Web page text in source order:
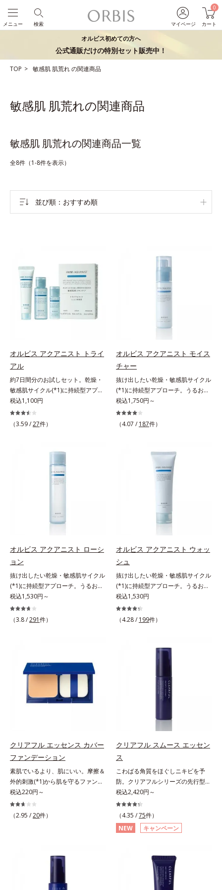
マイページ
0
カート
検索
メニュー
オルビス初めての方へ
公式通販だけの特別セット販売中！
TOP 敏感肌 肌荒れの関連商品
敏感肌 肌荒れの関連商品
敏感肌 肌荒れの関連商品一覧
全8件（1-8件を表示）
並び順 おすすめ順
オルビス アクアニスト トライ
アル
約7日間分のお試しセット。乾燥・
敏感肌サイクル(*1)に持続型アプロ
ーチ。敏感肌用保湿スキンケア
(*2)。うるおいを逃し、刺激を受け
やすい角層の“乾燥敏感スランプ
望の敏感肌用保湿スキンケアライン
「オルビス アクアニスト」。乾燥
敏感スランプの原因にアプローチす
る持続型トリプルアミノ酸(*4)を配
どまってうるおいを蓄えてくれま
す。刺激を受けやすくなった角層を
指します。無油分・無着色・無香
不使用(*5)・パラベンフリー、6つ
のフリー処方で徹底的に肌に寄り添
います。*1 乾燥と敏感をくり返す
こと*2 敏感肌対象連用テスト済
（すべての方のお肌に合うというこ
とではありません）*3 乾燥して敏
へ導く保湿成分、植物由来アミノ酸
（エルゴチオネイン）配合＝肌を整
え、すこやかに保つ保湿成分、微生
物由来アミノ酸（エクトイン）配合
＝乱れた角層にうるおいを与え、肌
高保湿タイプ（普通肌～超乾性肌）
アレルギーテスト済＝全ての方にア
はありません。
税込1,100円
（3.59 /27件）
オルビス アクアニスト モイス
チャー
抜け出したい乾燥・敏感肌サイクル
(*1)に持続型アプローチ。うるおい
を追求した敏感肌用保湿スキンケア
(*2)。うるおいを逃し、刺激を受け
やすい角層の“乾燥敏感スランプ
望の敏感肌用保湿スキンケアライン
「オルビス アクアニスト」。乾燥
敏感スランプの原因にアプローチす
る持続型トリプルアミノ酸(*4)を配
異物として排出されにくく、肌にと
どまってうるおいを蓄えてくれま
す。刺激を受けやすくなった角層を
うるおいで満たし、脱・敏感肌を目
指します。無油分・無着色・無香
不使用(*5)・パラベンフリー、6つ
のフリー処方で徹底的に肌に寄り添
います。*1 乾燥と敏感をくり返す
こと*2 敏感肌対象連用テスト済
（すべての方のお肌に合うというこ
とではありません）*3 乾燥して敏
＝乾燥を防ぎ、うるおいに満ちた肌
へ導く保湿成分、植物由来アミノ酸
え、すこやかに保つ保湿成分、微生
物由来アミノ酸（エクトイン）配合
＝乱れた角層にうるおいを与え、肌
高保湿タイプ（普通肌～超乾性肌）
税込1,750円～
（4.07 / 187件）
オルビス アクアニスト ローシ
ョン
抜け出したい乾燥・敏感肌サイクル
(*1)に持続型アプローチ。うるおい
を追求した敏感肌用保湿スキンケア
(*2)。うるおいを逃し、刺激を受け
やすい角層の“乾燥敏感スランプ
敏感スランプの原因にアプローチす
る持続型トリプルアミノ酸(*4)を配
合。もともと体内にあるアミノ酸は
異物として排出されにくく、肌にと
指します。無油分・無着色・無香
不使用(*5)・パラベンフリー、6つ
のフリー処方で徹底的に肌に寄り添
います。*1 乾燥と敏感をくり返す
こと*2 敏感肌対象連用テスト済
（すべての方のお肌に合うというこ
とではありません）*3 乾燥して敏
へ導く保湿成分、植物由来アミノ酸
（エルゴチオネイン）配合＝肌を整
物由来アミノ酸（エクトイン）配合
税込1,530円～
（3.8 /291件）
オルビス アクアニスト ウォッ
シュ
抜け出したい乾燥・敏感肌サイクル
(*1)に持続型アプローチ。うるおい
を追求した敏感肌用保湿スキンケア
(*2)。うるおいを逃し、刺激を受け
やすい角層の“乾燥敏感スランプ
望の敏感肌用保湿スキンケアライン
「オルビス アクアニスト」。乾燥
敏感スランプの原因にアプローチす
る持続型トリプルアミノ酸(*4)を配
合。もともと体内にあるアミノ酸は
異物として排出されにくく、肌にと
す。刺激を受けやすくなった角層を
うるおいで満たし、脱・敏感肌を目
指します。無油分・無着色・無香
リーで、徹底的に肌に寄り添いま
す。*1 乾燥と敏感をくり返すこと
*2 敏感肌対象連用テスト済（すべ
ての方のお肌に合うということでは
ありません）*3 乾燥して敏感に感
じやすい状態のこと*4 発酵アミノ
酸（ポリグルタミン酸）配合＝乾燥
ゴチオネイン）配合＝肌を整え、す
こやかに保つ保湿成分、微生物由来
アミノ酸（エクトイン）配合＝乱れ
た角層にうるおいを与え、肌荒れを
税込1,530円
（4.28 / 199件）
クリアフル エッセンス カバー
ファンデーション
素肌でいるより、肌にいい。摩擦＆
外的刺激(*1)から肌を守るファンデ
ーション。肌荒れやニキビがある
と、ファンデーションを塗っていい
か悩むもの。とはいえ、素肌のまま
こそ、肌負担が少ない低刺激設計の
ファンデーションで守るのがベス
ト。「クリアフル エッセンス カバ
ー ファンデーション」は紫外線吸
税込220円～
（2.95 /20件）
クリアフル スムース エッセン
ス
こわばる角質をほぐしニキビを予
防。クリアフルシリーズの先行型美
容液。くり返しニキビの根本原因と
毛穴の両方にアプローチする、薬用
ニキビスキンケア「クリアフルシリ
ーズ」の先行型美容液です。こわば
った角質をやわらかくほぐし、毛穴
へ。化粧水の肌なじみをサポート
し、すっとなじむ素直な肌を目指し
ます。またクリアフルシリーズに配
合されているのと同じ、5種の和漢
税込2,420円～
（4.35 /75件）
NEW
キャンペーン